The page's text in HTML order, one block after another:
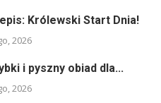
Królewski Start Dnia!
2026
i pyszny obiad dla...
2026